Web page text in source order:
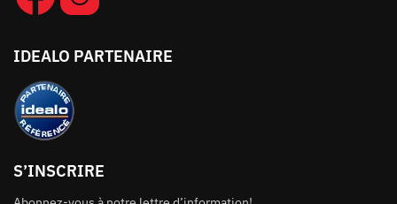
IDEALO PARTENAIRE
S’INSCRIRE